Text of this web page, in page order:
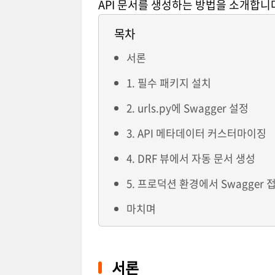
API 문서를 생성하는 방법을 소개합니
목차
서론
1. 필수 패키지 설치
2. urls.py에 Swagger 설정
3. API 메타데이터 커스터마이징
4. DRF 뷰에서 자동 문서 생성
5. 프로덕션 환경에서 Swagger
마치며
서론